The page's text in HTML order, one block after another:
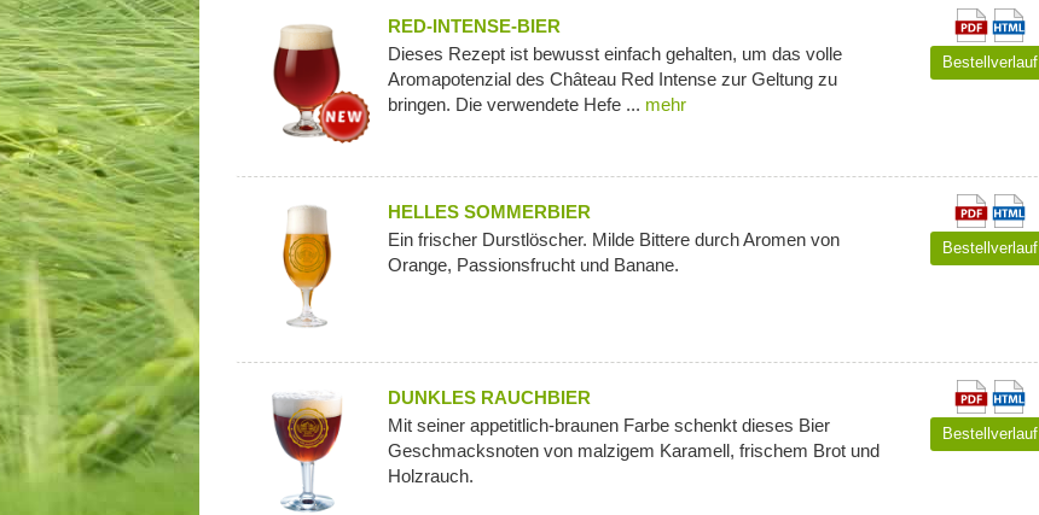
RED-INTENSE-BIER
Dieses Rezept ist bewusst einfach gehalten, um das volle
Aromapotenzial des Château Red Intense zur Geltung zu
bringen. Die verwendete Hefe ... mehr
Bestellverlauf
HELLES SOMMERBIER
Ein frischer Durstlöscher. Milde Bittere durch Aromen von
Orange, Passionsfrucht und Banane.
Bestellverlauf
DUNKLES RAUCHBIER
Mit seiner appetitlich-braunen Farbe schenkt dieses Bier
Geschmacksnoten von malzigem Karamell, frischem Brot und
Holzrauch.
Bestellverlauf